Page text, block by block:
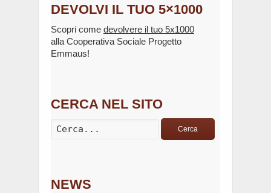
DEVOLVI IL TUO 5×1000
Scopri come devolvere il tuo 5x1000
alla Cooperativa Sociale Progetto
Emmaus!
CERCA NEL SITO
Cerca
NEWS